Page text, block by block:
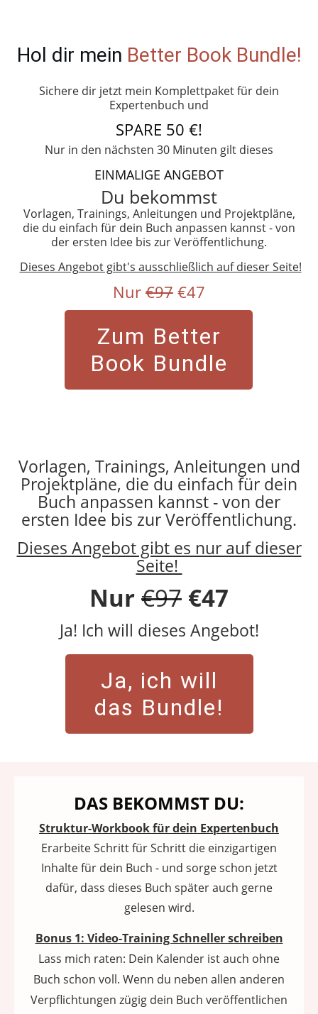
Hol dir mein Better Book Bundle!
Sichere dir jetzt mein Komplettpaket für dein
Expertenbuch und
SPARE 50 €!
Nur in den nächsten 30 Minuten gilt dieses
EINMALIGE ANGEBOT
Du bekommst
Vorlagen, Trainings, Anleitungen und Projektpläne,
die du einfach für dein Buch anpassen kannst - von
der ersten Idee bis zur Veröffentlichung.
Dieses Angebot gibt's ausschließlich auf dieser Seite!
Nur €97 €47
Zum Better
Book Bundle
Vorlagen, Trainings, Anleitungen und
Projektpläne, die du einfach für dein
Buch anpassen kannst - von der
ersten Idee bis zur Veröffentlichung.
Dieses Angebot gibt es nur auf dieser
Seite!
Nur €97 €47
Ja! Ich will dieses Angebot!
Ja, ich will
das Bundle!
DAS BEKOMMST DU:
Struktur-Workbook für dein Expertenbuch
Erarbeite Schritt für Schritt die einzigartigen
Inhalte für dein Buch - und sorge schon jetzt
dafür, dass dieses Buch später auch gerne
gelesen wird.
Bonus 1: Video-Training Schneller schreiben
Lass mich raten: Dein Kalender ist auch ohne
Buch schon voll. Wenn du neben allen anderen
Verpflichtungen zügig dein Buch veröffentlichen